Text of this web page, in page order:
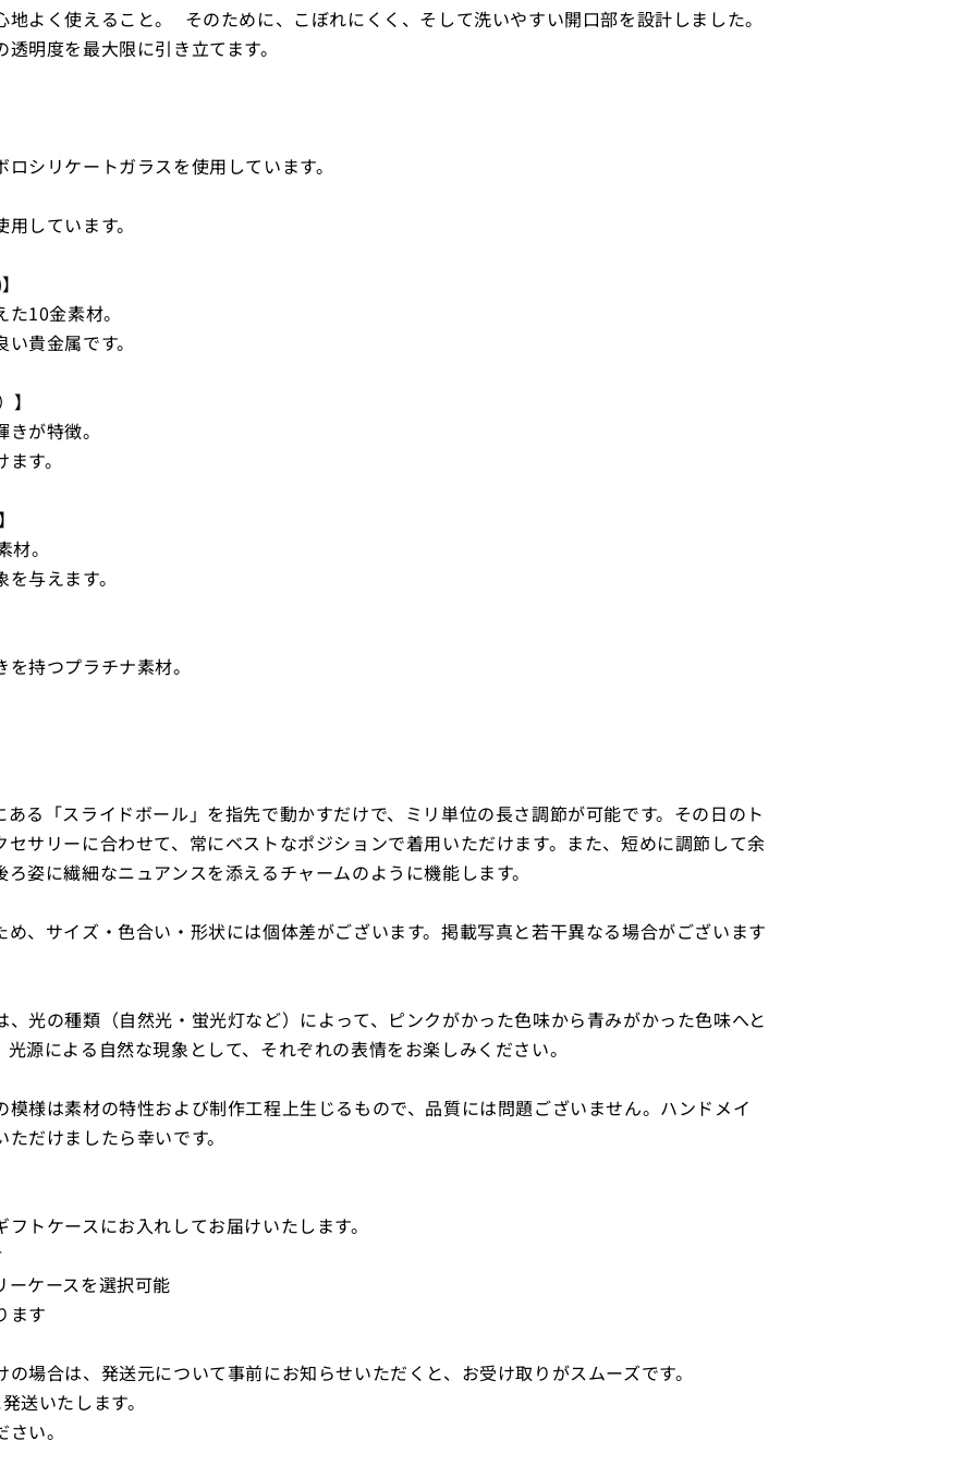
よく使えること。 そのために、こぼれにくく、そして洗いやすい開口部を設計しました。
明度を最大限に引き立てます。
シリケートガラスを使用しています。
しています。
10金素材。
貴金属です。
が特徴。
す。
。
与えます。
持つプラチナ素材。
る「スライドボール」を指先で動かすだけで、ミリ単位の長さ調節が可能です。その日のト
サリーに合わせて、常にベストなポジションで着用いただけます。また、短めに調節して余
姿に繊細なニュアンスを添えるチャームのように機能します。
、サイズ・色合い・形状には個体差がございます。掲載写真と若干異なる場合がございます
光の種類（自然光・蛍光灯など）によって、ピンクがかった色味から青みがかった色味へと
源による自然な現象として、それぞれの表情をお楽しみください。
様は素材の特性および制作工程上生じるもので、品質には問題ございません。ハンドメイ
だけましたら幸いです。
トケースにお入れしてお届けいたします。
ーケースを選択可能
ます
場合は、発送元について事前にお知らせいただくと、お受け取りがスムーズです。
送いたします。
い。